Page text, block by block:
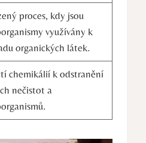
proces, kdy jsou
využívány k
organických látek.
chemikálií k odstranění
nečistot a